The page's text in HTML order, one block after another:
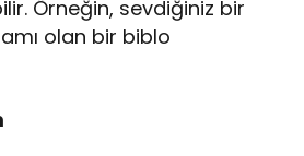
Örneğin, sevdiğiniz bir
olan bir biblo